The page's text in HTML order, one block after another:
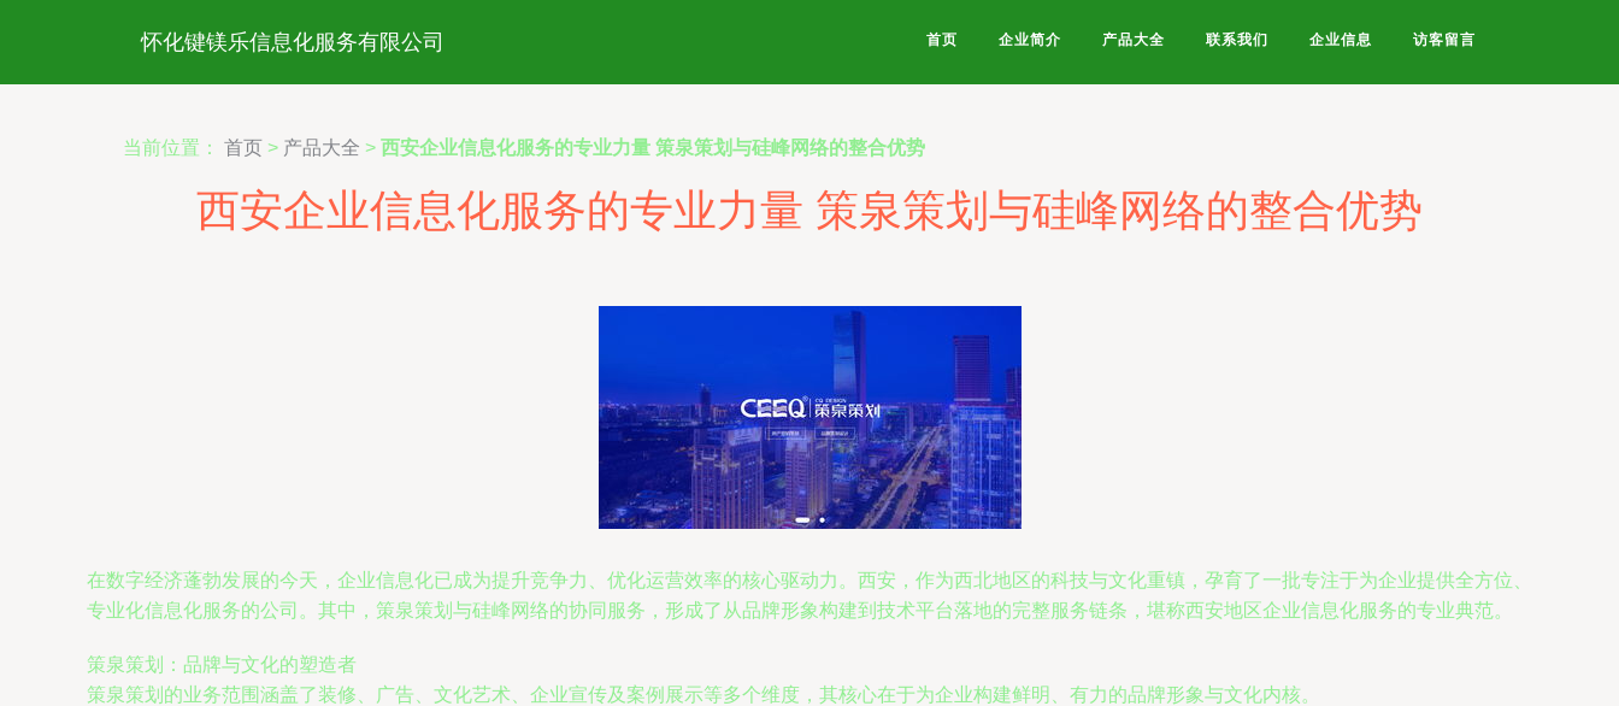
怀化键镁乐信息化服务有限公司 首页 企业简介 产品大全 联系我们 企业信息 访客留言
当前位置： 首页 > 产品大全 > 西安企业信息化服务的专业力量 策泉策划与硅峰网络的整合优势
西安企业信息化服务的专业力量 策泉策划与硅峰网络的整合优势
在数字经济蓬勃发展的今天，企业信息化已成为提升竞争力、优化运营效率的核心驱动力。西安，作为西北地区的科技与文化重镇，孕育了一批专注于为企业提供全方位、
专业化信息化服务的公司。其中，策泉策划与硅峰网络的协同服务，形成了从品牌形象构建到技术平台落地的完整服务链条，堪称西安地区企业信息化服务的专业典范。
策泉策划：品牌与文化的塑造者
策泉策划的业务范围涵盖了装修、广告、文化艺术、企业宣传及案例展示等多个维度，其核心在于为企业构建鲜明、有力的品牌形象与文化内核。